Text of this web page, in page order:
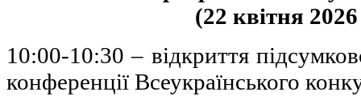
(22 квітня
10:00-10:30 – відкриття
конференції Всеукраїнського